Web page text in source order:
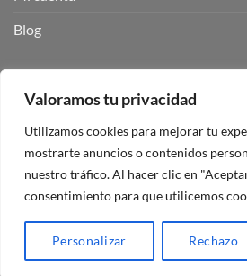
Valoramos tu privacidad
Utilizamos cookies para mejorar tu
mostrarte anuncios o contenidos
nuestro tráfico. Al hacer clic en
consentimiento para que utilicemos
Personalizar Rechazo
Blog
Visa PayPal
Copyright 2026 ©Mando Garaje